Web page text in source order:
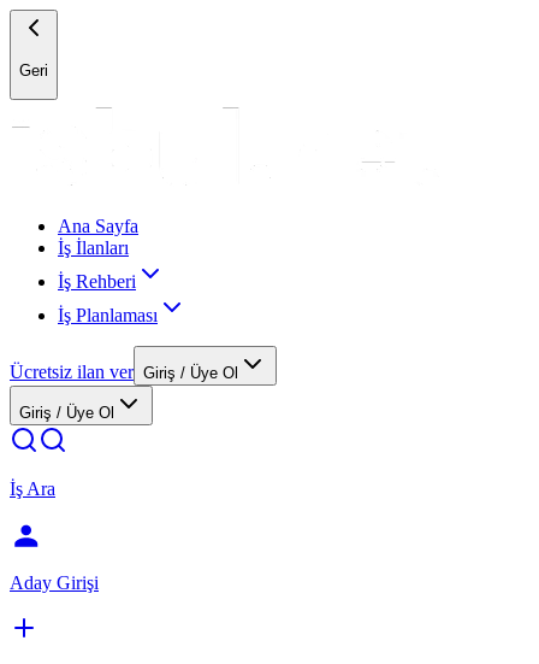
Geri
Ana Sayfa
İş İlanları
İş Rehberi
İş Planlaması
Ücretsiz ilan ver Giriş / Üye Ol
Giriş / Üye Ol
İş Ara
Aday Girişi